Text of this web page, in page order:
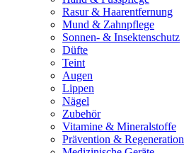
Rasur & Haarentfernung
Mund & Zahnpflege
Sonnen- & Insektenschutz
Düfte
Teint
Augen
Lippen
Nägel
Zubehör
Vitamine & Mineralstoffe
Prävention & Regeneration